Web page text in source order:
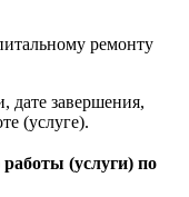
ремонту
дате завершения,
(услуге).
(услуги) по